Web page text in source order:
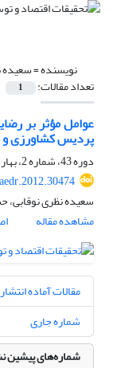
نویسنده =سعیده
تعداد مقالات: 1
عوامل مؤثر بر
پردیس کشاورزی و
دوره 43، شماره 2، بهار 1391، صفحه
سعیده نظری نوقابی،
مشاهده مقاله
مقالات آماده انتشار
شماره جاری
شماره‌های پیشین